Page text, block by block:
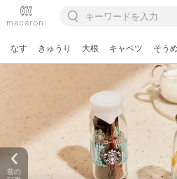
なす きゅうり 大根 キャベツ そう
前の